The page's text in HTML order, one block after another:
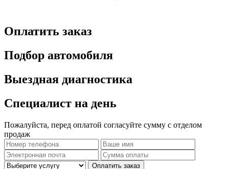
Оплатить заказ
Подбор автомобиля
Выездная диагностика
Специалист на день
Пожалуйста, перед оплатой согласуйте сумму с отделом
продаж
Оплатить заказ